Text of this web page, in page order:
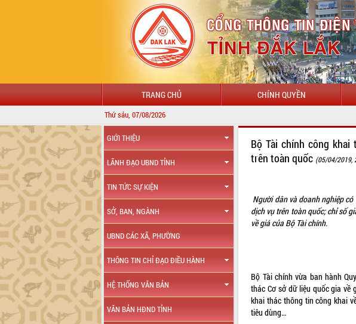
TRANG CHỦ CHÍNH QUYỀN
Thứ sáu, 07/08/2026
GIỚI THIỆU
LÃNH ĐẠO UBND TỈNH
TIN TỨC SỰ KIỆN
SỞ, BAN, NGÀNH
UBND CÁC XÃ, PHƯỜNG
THÔNG TIN CHỈ ĐẠO ĐIỀU HÀNH
HỆ THỐNG VĂN BẢN
VĂN BẢN HĐND TỈNH
Bộ Tài chính công
trên toàn quốc (05/04/2019,
Người dân và doanh nghiệp
dịch vụ trên toàn quốc; chỉ số
về giá của Bộ Tài chính.
Bộ Tài chính vừa ban hành
thác Cơ sở dữ liệu quốc gia về
khai thác thông tin công khai
tiêu dùng…